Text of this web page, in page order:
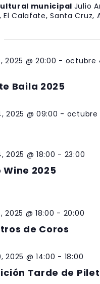
municipal Julio
El Calafate, Santa Cruz,
Baila 2025
2025 @ 20:00 - octubre
2025 @ 09:00 - octubre
Wine 2025
2025 @ 18:00 - 23:00
de Coros
@ 18:00 - 20:00
Tarde de
2025 @ 14:00 - 18:00